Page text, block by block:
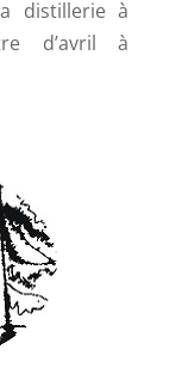
distillerie à
d’avril à